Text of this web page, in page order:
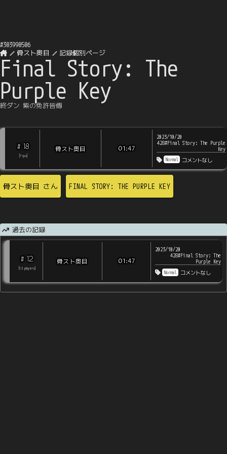
#303990506
骨スト奥目
記録個別ページ
Final Story: The
Purple Key
終ダン 紫の免許皆傳
# 18
? rps]
骨スト奥目 01:47
2023/10/20
428#Final Story: The Purple
Key
Normal コメントなし
骨スト奥目 さん FINAL STORY: THE PURPLE KEY
過去の記録
# 12
13 players
骨スト奥目 01:47
2023/10/20
428#Final Story: The
Purple Key
Normal コメントなし